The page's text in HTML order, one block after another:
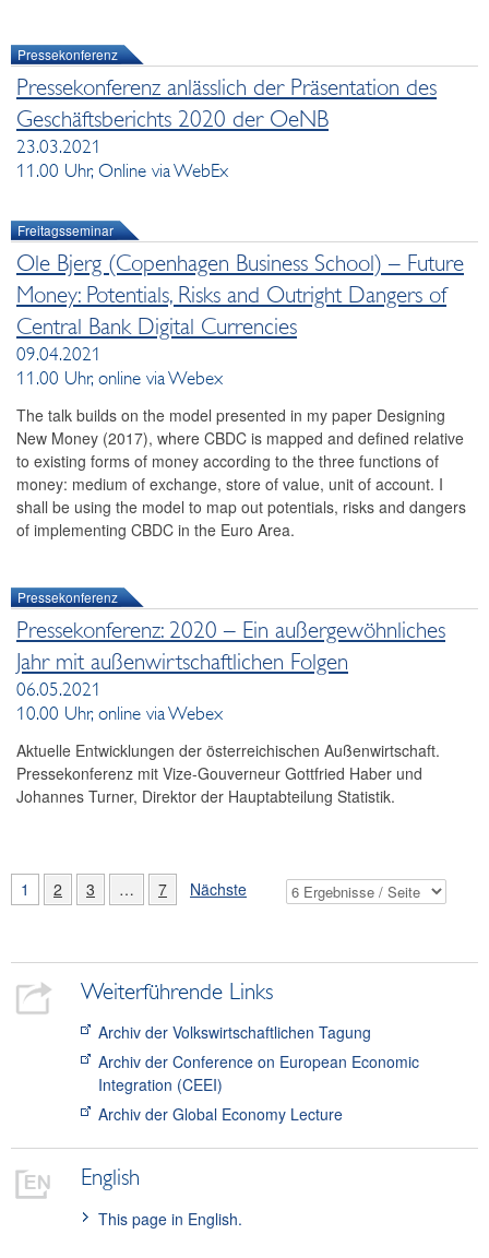
Pressekonferenz
Pressekonferenz anlässlich der Präsentation des
Geschäftsberichts 2020 der OeNB
23.03.2021
11.00 Uhr, Online via WebEx
Freitagsseminar
Ole Bjerg (Copenhagen Business School) – Future
Money: Potentials, Risks and Outright Dangers of
Central Bank Digital Currencies
09.04.2021
11.00 Uhr, online via Webex
The talk builds on the model presented in my paper Designing
New Money (2017), where CBDC is mapped and defined relative
to existing forms of money according to the three functions of
money: medium of exchange, store of value, unit of account. I
shall be using the model to map out potentials, risks and dangers
of implementing CBDC in the Euro Area.
Pressekonferenz
Pressekonferenz: 2020 – Ein außergewöhnliches
Jahr mit außenwirtschaftlichen Folgen
06.05.2021
10.00 Uhr, online via Webex
Aktuelle Entwicklungen der österreichischen Außenwirtschaft.
Pressekonferenz mit Vize-Gouverneur Gottfried Haber und
Johannes Turner, Direktor der Hauptabteilung Statistik.
1 2 3 … 7 Nächste
Weiterführende Links
Archiv der Volkswirtschaftlichen Tagung
Archiv der Conference on European Economic
Integration (CEEI)
Archiv der Global Economy Lecture
English
This page in English.